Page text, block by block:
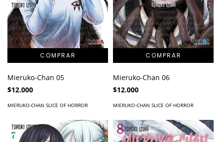
Mieruko-Chan 05
$12.000
MIERUKO-CHAN SLICE OF HORROR
Mieruko-Chan 06
$12.000
MIERUKO-CHAN SLICE OF HORROR